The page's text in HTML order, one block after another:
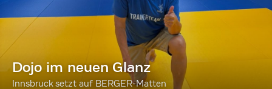
Dojo im neuen Glanz
Innsbruck setzt auf BERGER-Matten